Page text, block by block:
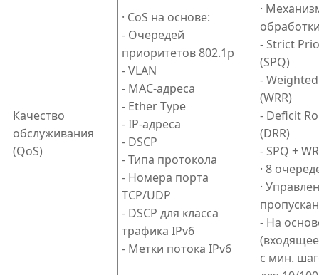
Качество
обслуживания
(QoS)
· CoS на основе:
- Очередей
приоритетов 802.1p
- VLAN
- MAC-адреса
- Ether Type
- IP-адреса
- DSCP
- Типа протокола
- Номера порта
TCP/UDP
- DSCP для класса
трафика IPv6
- Метки потока IPv6
·
- Strict
(SPQ)
-
(WRR)
- Deficit
(DRR)
- SPQ +
· 8
·
- На
с мин.